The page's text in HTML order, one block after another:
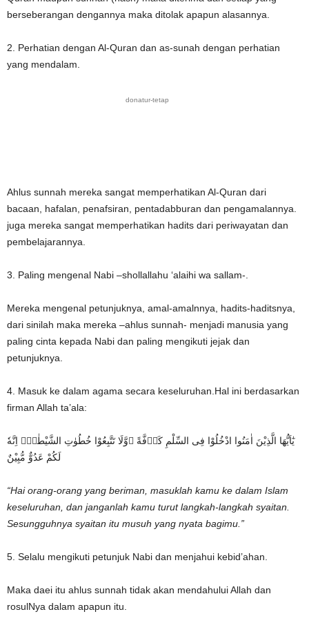
berseberangan dengannya maka ditolak apapun alasannya.
2. Perhatian dengan Al-Quran dan as-sunah dengan perhatian
yang mendalam.
donatur-tetap
Ahlus sunnah mereka sangat memperhatikan Al-Quran dari
bacaan, hafalan, penafsiran, pentadabburan dan pengamalannya.
juga mereka sangat memperhatikan hadits dari periwayatan dan
pembelajarannya.
3. Paling mengenal Nabi –shollallahu ‘alaihi wa sallam-.
Mereka mengenal petunjuknya, amal-amalnnya, hadits-haditsnya,
dari sinilah maka mereka –ahlus sunnah- menjadi manusia yang
paling cinta kepada Nabi dan paling mengikuti jejak dan
petunjuknya.
4. Masuk ke dalam agama secara keseluruhan.Hal ini berdasarkan
firman Allah ta’ala:
يٰٓاَيُّهَا الَّذِيْنَ اٰمَنُوا ادْخُلُوْا فِى السِّلْمِ كَاۤفَّةً ۖوَّلَا تَتَّبِعُوْا خُطُوٰتِ الشَّيْطٰنِۗ اِنَّهٗ
لَكُمْ عَدُوٌّ مُّبِيْنٌ
“Hai orang-orang yang beriman, masuklah kamu ke dalam Islam
keseluruhan, dan janganlah kamu turut langkah-langkah syaitan.
Sesungguhnya syaitan itu musuh yang nyata bagimu.”
5. Selalu mengikuti petunjuk Nabi dan menjahui kebid’ahan.
Maka daei itu ahlus sunnah tidak akan mendahului Allah dan
rosulNya dalam apapun itu.